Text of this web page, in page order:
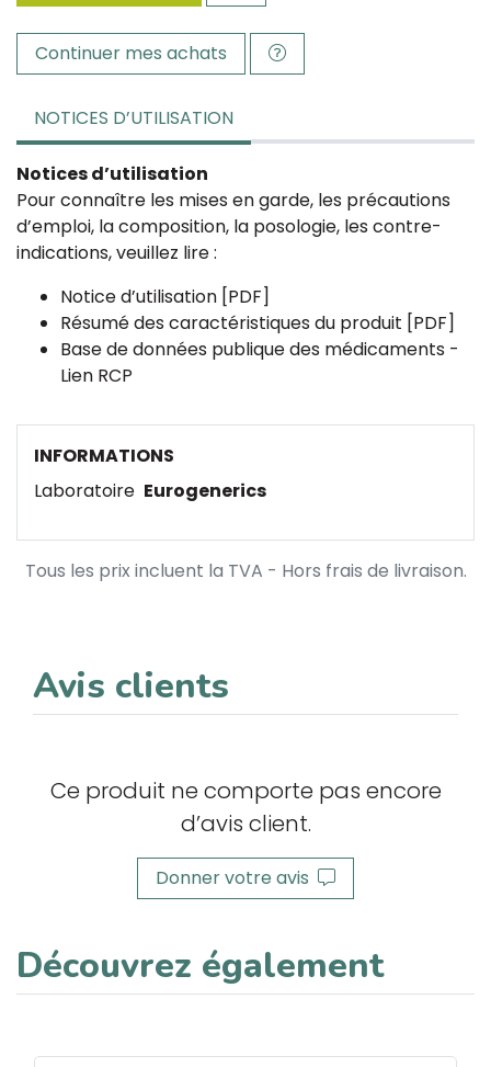
Continuer mes achats
NOTICES D’UTILISATION
Notices d’utilisation
Pour connaître les mises en garde, les précautions
d’emploi, la composition, la posologie, les contre-
indications, veuillez lire :
Notice d’utilisation [PDF]
Résumé des caractéristiques du produit [PDF]
Base de données publique des médicaments -
Lien RCP
INFORMATIONS
Laboratoire Eurogenerics
Tous les prix incluent la TVA - Hors frais de livraison.
Avis clients
Ce produit ne comporte pas encore
d’avis client.
Donner votre avis
Découvrez également